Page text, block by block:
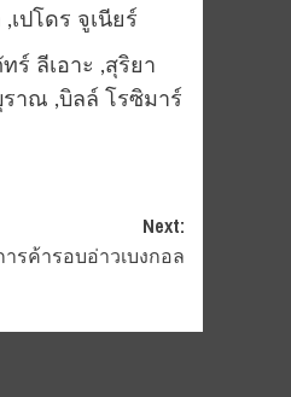
ปโดร จูเนียร์
ร์ ลีเอาะ ,สุริยา
าณ ,บิลล์ โรซิมาร์
Next:
ารค้ารอบอ่าวเบงกอล